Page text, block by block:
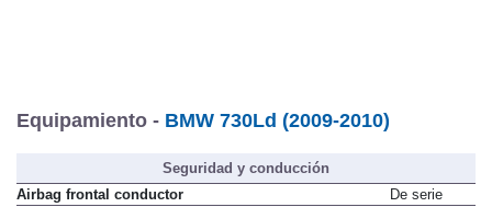
Equipamiento - BMW 730Ld (2009-2010)
Seguridad y conducción
Airbag frontal conductor
De serie